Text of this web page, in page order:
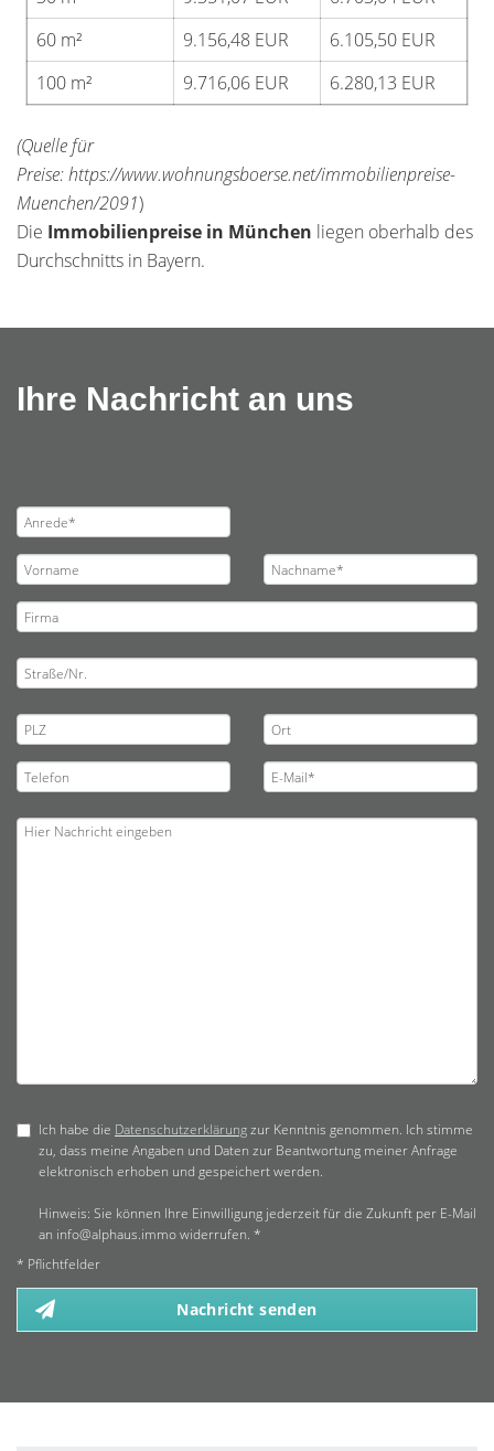
60 m²
9.156,48 EUR
6.105,50 EUR
100 m²
9.716,06 EUR 6.280,13 EUR
(Quelle für
Preise: https://www.wohnungsboerse.net/immobilienpreise-
Muenchen/2091)
Die Immobilienpreise in München liegen oberhalb des
Durchschnitts in Bayern.
Ihre Nachricht an uns
Ich habe die Datenschutzerklärungzur Kenntnis genommen. Ich stimme
zu, dass meine Angaben und Daten zur Beantwortung meiner Anfrage
elektronisch erhoben und gespeichert werden.
Hinweis: Sie können Ihre Einwilligung jederzeit für die Zukunft per E-Mail
an info@alphaus.immo widerrufen. *
* Pflichtfelder
Nachricht senden